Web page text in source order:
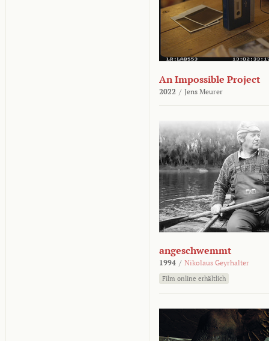
An Impossible Project
2022 / Jens Meurer
angeschwemmt
1994 / Nikolaus Geyrhalter
Film online erhältlich